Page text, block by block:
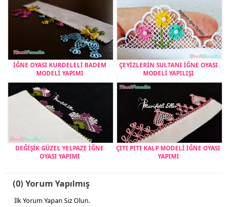
İĞNE OYASI KURDELELİ BADEM
MODELİ YAPIMI
ÇEYİZLERİN SULTANI İĞNE OYASI
MODELİ YAPILIŞI
DEĞİŞİK GÜZEL YELPAZE İĞNE
OYASI YAPIMI
ÇITI PITI KALP MODELİ İĞNE OYASI
YAPIMI
(0) Yorum Yapılmış
İlk Yorum Yapan Siz Olun.